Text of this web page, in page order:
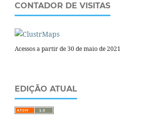
CONTADOR DE VISITAS
Acessos a partir de 30 de maio de 2021
EDIÇÃO ATUAL